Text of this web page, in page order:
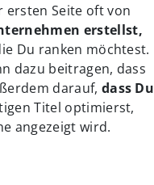
ersten Seite oft von
erstellst,
Du ranken möchtest.
dazu beitragen, dass
darauf, dass Du
Titel optimierst,
angezeigt wird.